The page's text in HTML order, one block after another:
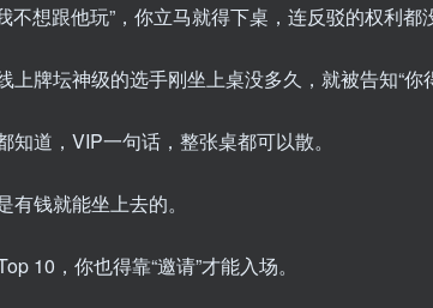
想跟他玩”，你立马就得下桌，连反驳的权利都
牌坛神级的选手刚坐上桌没多久，就被告知“你
道，VIP一句话，整张桌都可以散。
钱就能坐上去的。
10，你也得靠“邀请”才能入场。